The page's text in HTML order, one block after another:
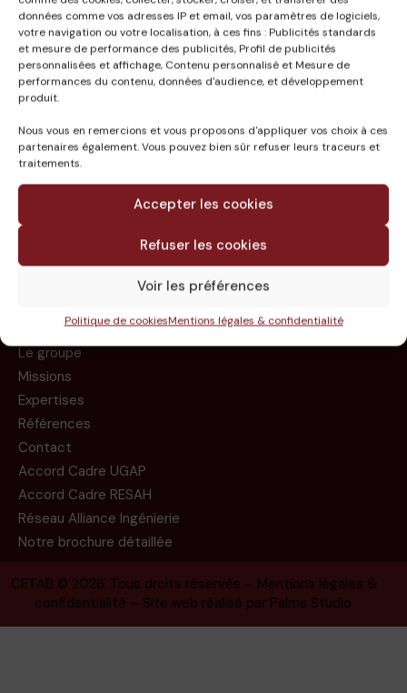
données comme vos adresses IP et email, vos paramètres de logiciels,
votre navigation ou votre localisation, à ces fins : Publicités standards
et mesure de performance des publicités, Profil de publicités
personnalisées et affichage, Contenu personnalisé et Mesure de
performances du contenu, données d'audience, et développement
produit.
Nous vous en remercions et vous proposons d'appliquer vos choix à ces
partenaires également. Vous pouvez bien sûr refuser leurs traceurs et
traitements.
Accepter les cookies
Refuser les cookies
Voir les préférences
Politique de cookiesMentions légales & confidentialité
CONCEPTION /
RÉALISATION
CONSTRUCTION DE LA
PISCINE DE LORMONT
(33)
Le groupe
Missions
Expertises
Références
Contact
Accord Cadre UGAP
Accord Cadre RESAH
Réseau Alliance Ingénierie
Notre brochure détaillée
CETAB © 2026. Tous droits réservés – Mentions légales &
confidentialité – Site web réalisé par Palms Studio